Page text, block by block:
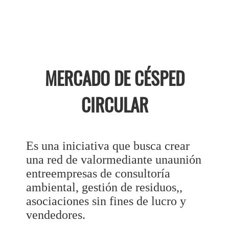
MERCADO DE CÉSPED
CIRCULAR
Es una iniciativa que busca crear
una red de valormediante unaunión
entreempresas de consultoría
ambiental, gestión de residuos,,
asociaciones sin fines de lucro y
vendedores.